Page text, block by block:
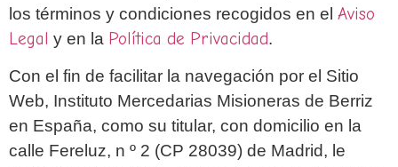
los términos y condiciones recogidos en el Aviso
Legal y en la Política de Privacidad.
Con el fin de facilitar la navegación por el Sitio
Web, Instituto Mercedarias Misioneras de Berriz
en España, como su titular, con domicilio en la
calle Fereluz, n º 2 (CP 28039) de Madrid, le